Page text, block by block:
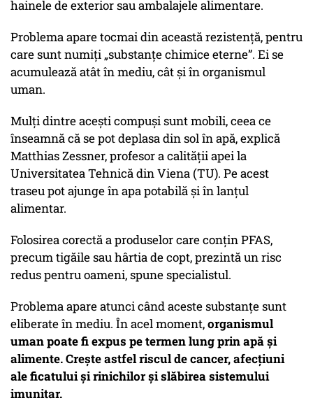
hainele de exterior sau ambalajele alimentare.
Problema apare tocmai din această rezistență, pentru
care sunt numiți „substanțe chimice eterne”. Ei se
acumulează atât în mediu, cât și în organismul
uman.
Mulți dintre acești compuși sunt mobili, ceea ce
înseamnă că se pot deplasa din sol în apă, explică
Matthias Zessner, profesor a calității apei la
Universitatea Tehnică din Viena (TU). Pe acest
traseu pot ajunge în apa potabilă și în lanțul
alimentar.
Folosirea corectă a produselor care conțin PFAS,
precum tigăile sau hârtia de copt, prezintă un risc
redus pentru oameni, spune specialistul.
Problema apare atunci când aceste substanțe sunt
eliberate în mediu. În acel moment,organismul
uman poate fi expus pe termen lung prin apă și
alimente.Crește astfel riscul de cancer, afecțiuni
ale ficatului și rinichilor și slăbirea sistemului
imunitar.